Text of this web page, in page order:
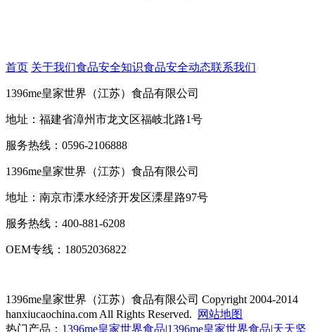
首页 关于我们食品安全知识食品安全动态联系我们
1396me皇家世界（江苏）食品有限公司
地址：福建省漳州市龙文区福岐北路1号
服务热线：0596-2106888
1396me皇家世界（江苏）食品有限公司
地址：南京市溧水经济开发区溧星路97号
服务热线：400-881-6208
OEM专线：18052036822
1396me皇家世界（江苏）食品有限公司 Copyright 2004-2014
hanxiucaochina.com All Rights Reserved.
网站地图
热门产品： 1396me皇家世界食品|1396me皇家世界食品|天天坚